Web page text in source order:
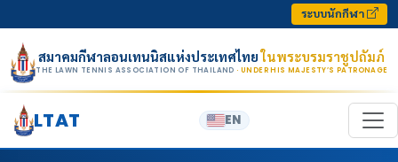
ระบบนักกีฬา
สมาคมกีฬาลอนเทนนิสแห่งประเทศไทยในพระบรมราชูปถัมภ์
THE LAWN TENNIS ASSOCIATION OF THAILAND · UNDER HIS MAJESTY’S PATRONAGE
LTAT EN